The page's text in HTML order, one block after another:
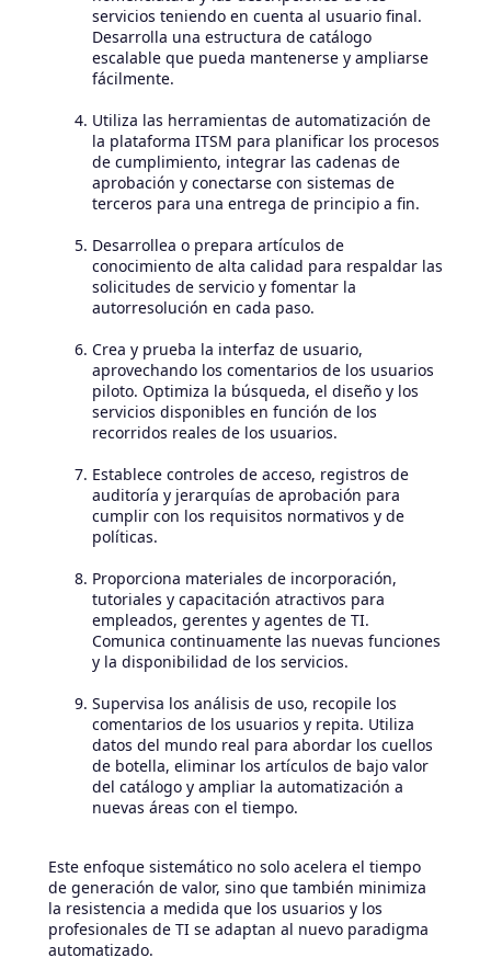
servicios teniendo en cuenta al usuario final.
Desarrolla una estructura de catálogo
escalable que pueda mantenerse y ampliarse
fácilmente.
Utiliza las herramientas de automatización de
la plataforma ITSM para planificar los procesos
de cumplimiento, integrar las cadenas de
aprobación y conectarse con sistemas de
terceros para una entrega de principio a fin.
Desarrollea o prepara artículos de
conocimiento de alta calidad para respaldar las
solicitudes de servicio y fomentar la
autorresolución en cada paso.
Crea y prueba la interfaz de usuario,
aprovechando los comentarios de los usuarios
piloto. Optimiza la búsqueda, el diseño y los
servicios disponibles en función de los
recorridos reales de los usuarios.
Establece controles de acceso, registros de
auditoría y jerarquías de aprobación para
cumplir con los requisitos normativos y de
políticas.
Proporciona materiales de incorporación,
tutoriales y capacitación atractivos para
empleados, gerentes y agentes de TI.
Comunica continuamente las nuevas funciones
y la disponibilidad de los servicios.
Supervisa los análisis de uso, recopile los
comentarios de los usuarios y repita. Utiliza
datos del mundo real para abordar los cuellos
de botella, eliminar los artículos de bajo valor
del catálogo y ampliar la automatización a
nuevas áreas con el tiempo.
Este enfoque sistemático no solo acelera el tiempo
de generación de valor, sino que también minimiza
la resistencia a medida que los usuarios y los
profesionales de TI se adaptan al nuevo paradigma
automatizado.